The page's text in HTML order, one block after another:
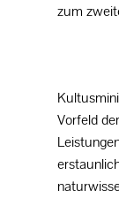
zum
Vorfeld